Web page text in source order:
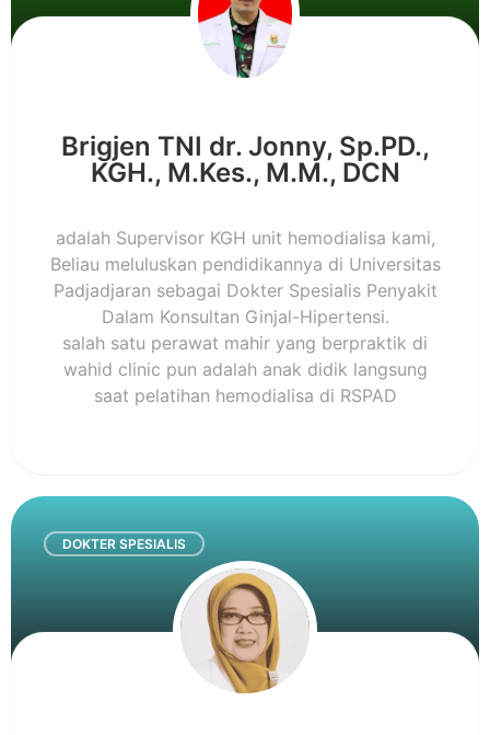
Brigjen TNI dr. Jonny, Sp.PD.,
KGH., M.Kes., M.M., DCN
adalah Supervisor KGH unit hemodialisa kami,
Beliau meluluskan pendidikannya di Universitas
Padjadjaran sebagai Dokter Spesialis Penyakit
Dalam Konsultan Ginjal-Hipertensi.
salah satu perawat mahir yang berpraktik di
wahid clinic pun adalah anak didik langsung
saat pelatihan hemodialisa di RSPAD
DOKTER SPESIALIS